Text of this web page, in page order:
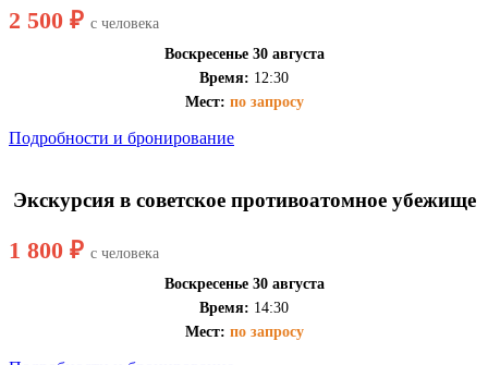
2 500 ₽ с человека
Воскресенье 30 августа
Время: 12:30
Мест: по запросу
Подробности и бронирование
Экскурсия в советское противоатомное убежище
1 800 ₽ с человека
Воскресенье 30 августа
Время: 14:30
Мест: по запросу